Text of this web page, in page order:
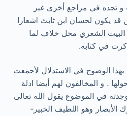
و تجده في مراجع أخرى غير
قد يكون لحسان ابن ثابث اشعارا
البيت الشعري محل خلاف لما
في كتابه.
بهذا الوضوح في الاستدلال لأجمعت
. و المخالفون لهم أيضا ادلة
في الموضوع يقول الله تعالى
الأبصار وهو اللطيف الخبير-